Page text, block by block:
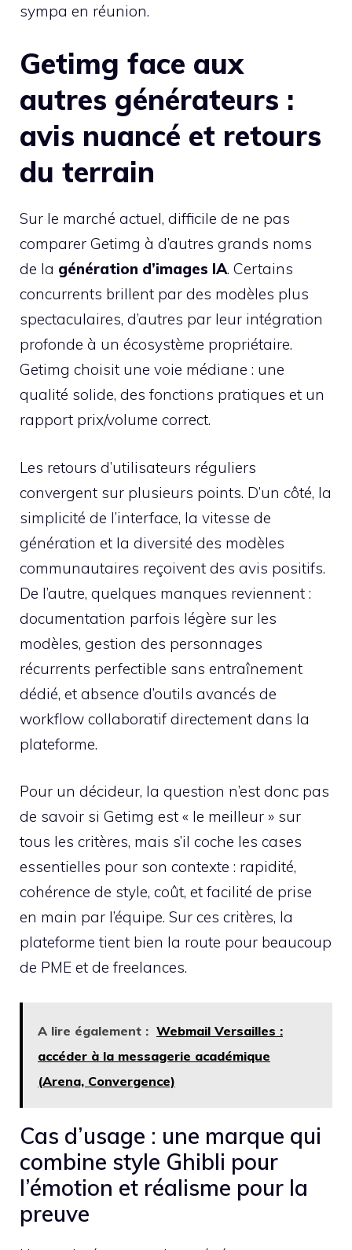
sympa en réunion.
Getimg face aux
autres générateurs :
avis nuancé et retours
du terrain
Sur le marché actuel, difficile de ne pas
comparer Getimg à d’autres grands noms
de la génération d’images IA. Certains
concurrents brillent par des modèles plus
spectaculaires, d’autres par leur intégration
profonde à un écosystème propriétaire.
Getimg choisit une voie médiane : une
qualité solide, des fonctions pratiques et un
rapport prix/volume correct.
Les retours d’utilisateurs réguliers
convergent sur plusieurs points. D’un côté, la
simplicité de l’interface, la vitesse de
génération et la diversité des modèles
communautaires reçoivent des avis positifs.
De l’autre, quelques manques reviennent :
documentation parfois légère sur les
modèles, gestion des personnages
récurrents perfectible sans entraînement
dédié, et absence d’outils avancés de
workflow collaboratif directement dans la
plateforme.
Pour un décideur, la question n’est donc pas
de savoir si Getimg est « le meilleur » sur
tous les critères, mais s’il coche les cases
essentielles pour son contexte : rapidité,
cohérence de style, coût, et facilité de prise
en main par l’équipe. Sur ces critères, la
plateforme tient bien la route pour beaucoup
de PME et de freelances.
A lire également : Webmail Versailles :
accéder à la messagerie académique
(Arena, Convergence)
Cas d’usage : une marque qui
combine style Ghibli pour
l’émotion et réalisme pour la
preuve